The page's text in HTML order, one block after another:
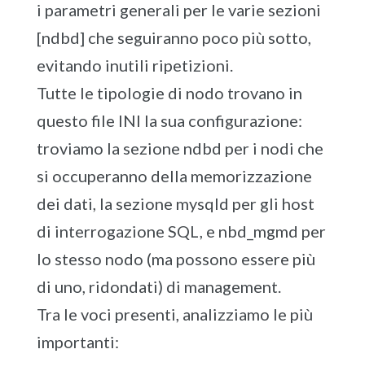
i parametri generali per le varie sezioni
[ndbd] che seguiranno poco più sotto,
evitando inutili ripetizioni.
Tutte le tipologie di nodo trovano in
questo file INI la sua configurazione:
troviamo la sezione ndbd per i nodi che
si occuperanno della memorizzazione
dei dati, la sezione mysqld per gli host
di interrogazione SQL, e nbd_mgmd per
lo stesso nodo (ma possono essere più
di uno, ridondati) di management.
Tra le voci presenti, analizziamo le più
importanti: